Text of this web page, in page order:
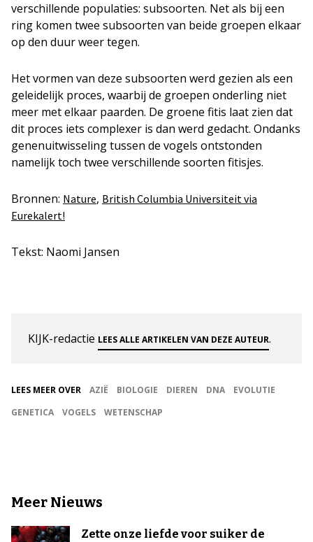
verschillende populaties: subsoorten. Net als bij een
ring komen twee subsoorten van beide groepen elkaar
op den duur weer tegen.
Het vormen van deze subsoorten werd gezien als een
geleidelijk proces, waarbij de groepen onderling niet
meer met elkaar paarden. De groene fitis laat zien dat
dit proces iets complexer is dan werd gedacht. Ondanks
genenuitwisseling tussen de vogels ontstonden
namelijk toch twee verschillende soorten fitisjes.
Bronnen: Nature, British Columbia Universiteit via
Eurekalert!
Tekst: Naomi Jansen
KIJK-redactie LEES ALLE ARTIKELEN VAN DEZE AUTEUR.
LEES MEER OVER AZIË BIOLOGIE DIEREN DNA
EVOLUTIE
GENETICA
VOGELS WETENSCHAP
Meer Nieuws
Zette onze liefde voor suiker de